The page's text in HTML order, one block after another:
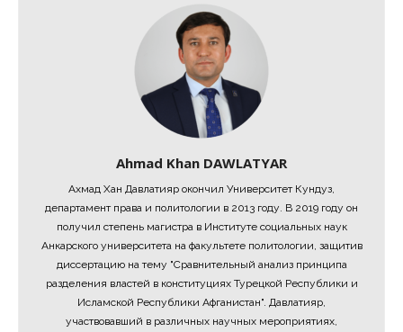
Ahmad Khan DAWLATYAR
Ахмад Хан Давлатияр окончил Университет Кундуз,
департамент права и политологии в 2013 году. В 2019 году он
получил степень магистра в Институте социальных наук
Анкарского университета на факультете политологии, защитив
диссертацию на тему "Сравнительный анализ принципа
разделения властей в конституциях Турецкой Республики и
Исламской Республики Афганистан". Давлатияр,
участвовавший в различных научных мероприятиях,